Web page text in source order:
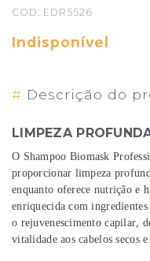
COD: EDR5526
Indisponível
# Descrição do
LIMPEZA
O Shampoo Biomask
proporcionar limpeza
enquanto oferece nutrição e
enriquecida com
o rejuvenescimento capilar ,
vitalidadeaos cabelossecos